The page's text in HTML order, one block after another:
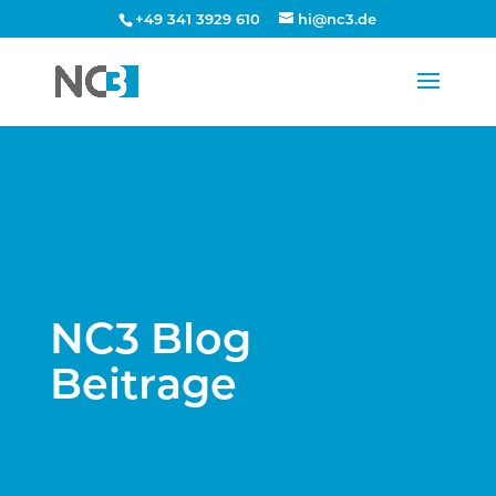
+49 341 3929 610 hi@nc3.de
NC3 Blog
Beitrage